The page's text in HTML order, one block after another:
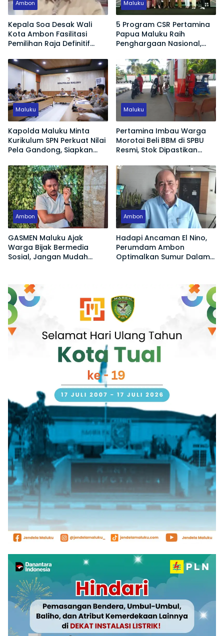
Ambon
Kepala Soa Desak Wali
Kota Ambon Fasilitasi
Pemilihan Raja Definitif
Maluku
5 Program CSR Pertamina
Papua Maluku Raih
Penghargaan Nasional,
Ekonomi hingga Konservasi
Lingkungan
Maluku
Kapolda Maluku Minta
Kurikulum SPN Perkuat Nilai
Pela Gandong, Siapkan
Tantangan Zaman
Maluku
Pertamina Imbau Warga
Morotai Beli BBM di SPBU
Resmi, Stok Dipastikan
Ambon
GASMEN Maluku Ajak
Warga Bijak Bermedia
Sosial, Jangan Mudah
Ambon
Hadapi Ancaman El Nino,
Perumdam Ambon
Optimalkan Sumur Dalam